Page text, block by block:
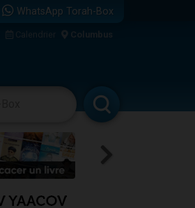
WhatsApp Torah-Box
Calendrier Columbus